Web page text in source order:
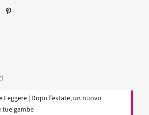
Leggere | Dopo l’estate, un nuovo
tue gambe